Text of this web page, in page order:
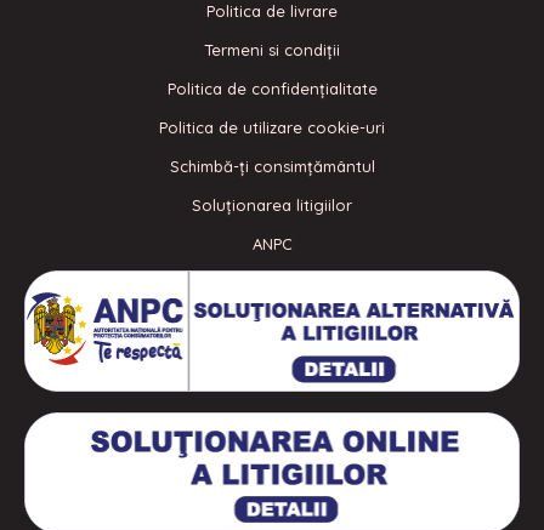
Politica de livrare
Termeni si condiţii
Politica de confidenţialitate
Politica de utilizare cookie-uri
Schimbă-ți consimțământul
Soluționarea litigiilor
ANPC